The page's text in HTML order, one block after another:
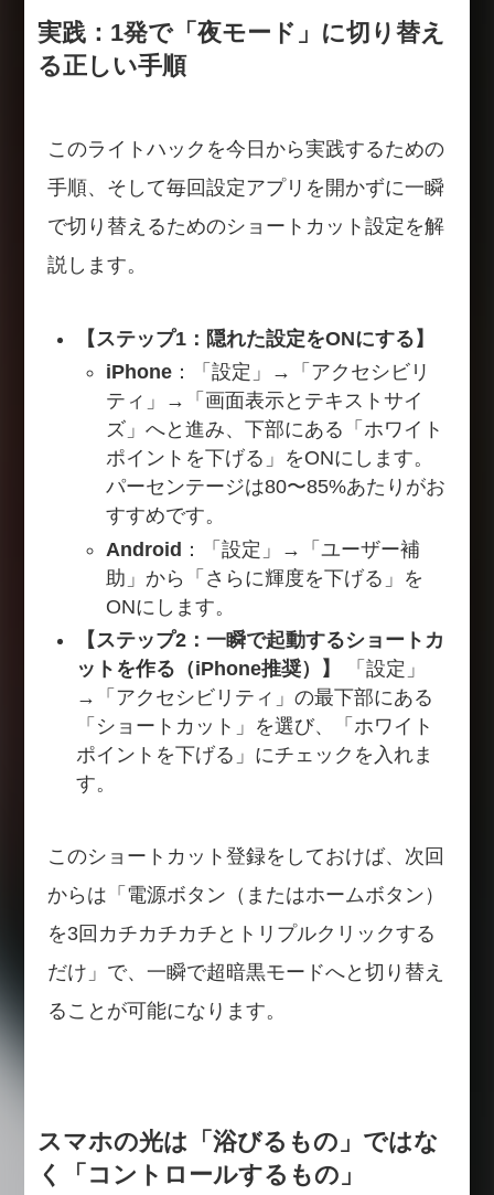
実践：1発で「夜モード」に切り替え
る正しい手順
このライトハックを今日から実践するための
手順、そして毎回設定アプリを開かずに一瞬
で切り替えるためのショートカット設定を解
説します。
【ステップ1：隠れた設定をONにする】
iPhone ：「設定」→「アクセシビリ
ティ」→「画面表示とテキストサイ
ズ」へと進み、下部にある「ホワイト
ポイントを下げる」をONにします。
パーセンテージは80〜85%あたりがお
すすめです。
Android ：「設定」→「ユーザー補
助」から「さらに輝度を下げる」を
ONにします。
【ステップ2：一瞬で起動するショートカ
ットを作る（iPhone推奨）】
「設定」
→「アクセシビリティ」の最下部にある
「ショートカット」を選び、「ホワイト
ポイントを下げる」にチェックを入れま
す。
このショートカット登録をしておけば、次回
からは「電源ボタン（またはホームボタン）
を3回カチカチカチとトリプルクリックする
だけ」で、一瞬で超暗黒モードへと切り替え
ることが可能になります。
スマホの光は「浴びるもの」ではな
く「コントロールするもの」